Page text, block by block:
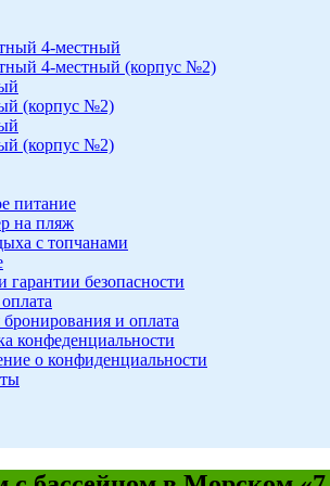
4-местный
4-местный (корпус №2)
(корпус №2)
(корпус №2)
питание
на пляж
с топчанами
гарантии безопасности
бронирования и оплата
конфеденциальности
о конфиденциальности